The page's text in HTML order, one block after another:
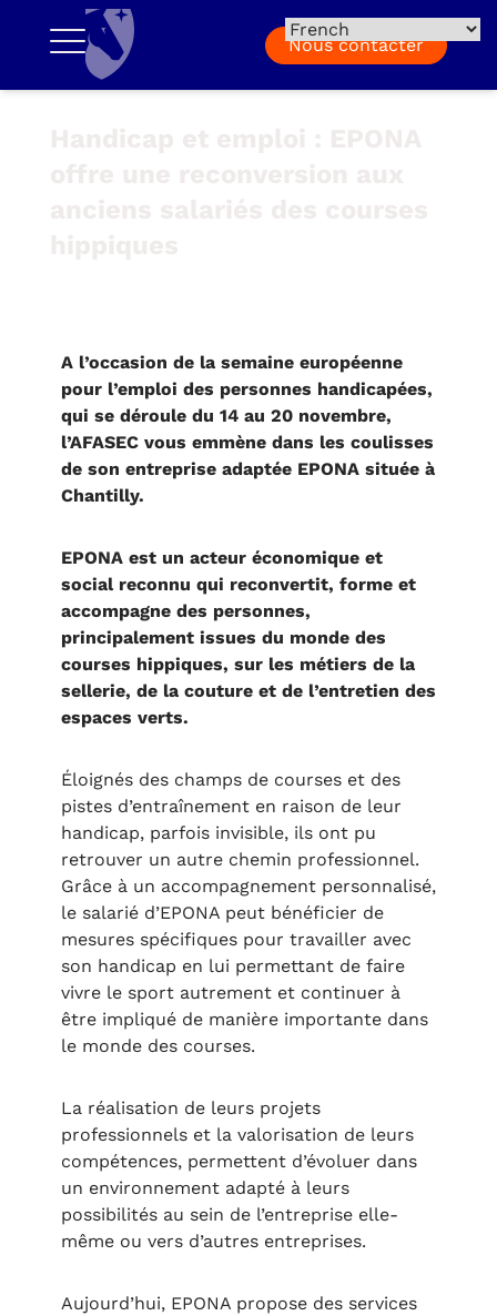
Nous contacter
A l’occasion de la semaine européenne
pour l’emploi des personnes handicapées,
qui se déroule du 14 au 20 novembre,
l’AFASEC vous emmène dans les coulisses
de son entreprise adaptée EPONA située à
Chantilly.
EPONA est un acteur économique et
social reconnu qui reconvertit, forme et
accompagne des personnes,
principalement issues du monde des
courses hippiques, sur les métiers de la
sellerie, de la couture et de l’entretien des
espaces verts.
Éloignés des champs de courses et des
pistes d’entraînement en raison de leur
handicap, parfois invisible, ils ont pu
retrouver un autre chemin professionnel.
Grâce à un accompagnement personnalisé,
le salarié d’EPONA peut bénéficier de
mesures spécifiques pour travailler avec
son handicap en lui permettant de faire
vivre le sport autrement et continuer à
être impliqué de manière importante dans
le monde des courses.
La réalisation de leurs projets
professionnels et la valorisation de leurs
compétences, permettent d’évoluer dans
un environnement adapté à leurs
possibilités au sein de l’entreprise elle-
même ou vers d’autres entreprises.
Aujourd’hui, EPONA propose des services